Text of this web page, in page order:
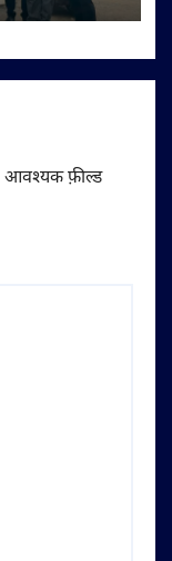
आवश्यक फ़ील्ड